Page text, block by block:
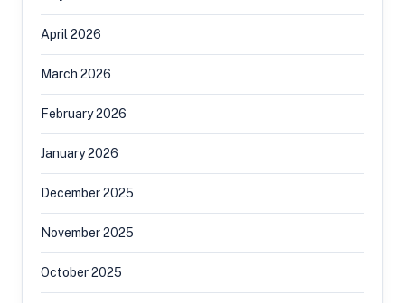
April 2026
March 2026
February 2026
January 2026
December 2025
November 2025
October 2025